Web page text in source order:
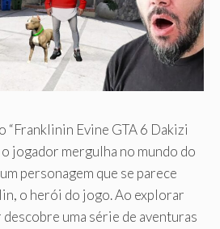
Evine GTA 6 Dakizi
jogador mergulha no mundo do
personagem que se parece
o herói do jogo. Ao explorar
uma série de aventuras